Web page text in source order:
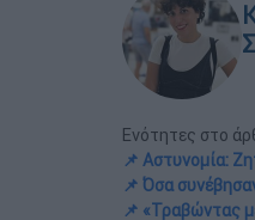
Ενότητες στο
📌 Αστυνομία:
📌 Όσα
📌 «Τραβώντας